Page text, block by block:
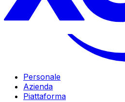
Personale
Azienda
Piattaforma